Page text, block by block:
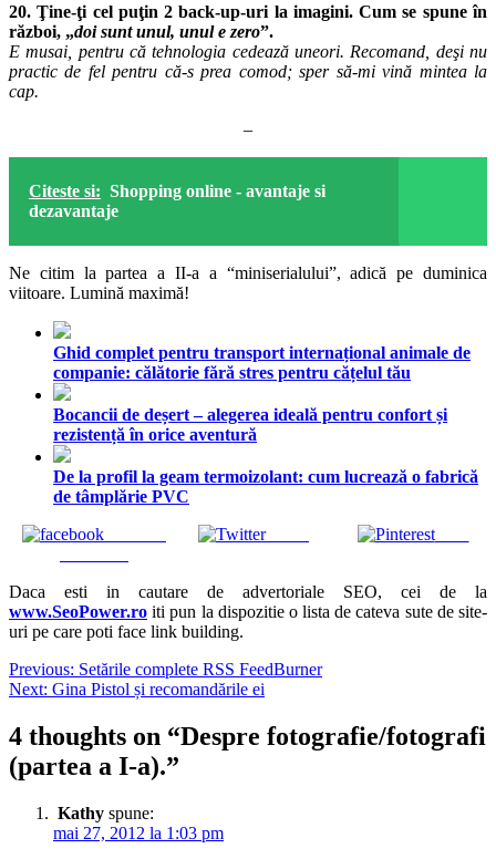
20. Ţine-ţi cel puţin 2 back-up-uri la imagini. Cum se spune în
război, „doi sunt unul, unul e zero”.
E musai, pentru că tehnologia cedează uneori. Recomand, deşi nu
practic de fel pentru că-s prea comod; sper să-mi vină mintea la
cap.
–
Citeste si: Shopping online - avantaje si
dezavantaje
Ne citim la partea a II-a a “miniserialului”, adică pe duminica
viitoare. Lumină maximă!
Ghid complet pentru transport internațional animale de
companie: călătorie fără stres pentru cățelul tău
Bocancii de deșert – alegerea ideală pentru confort și
rezistență în orice aventură
De la profil la geam termoizolant: cum lucrează o fabrică
de tâmplărie PVC
Tweet Save
Daca esti in cautare de advertoriale SEO, cei de la
www.SeoPower.ro iti pun la dispozitie o lista de cateva sute de site-
uri pe care poti face link building.
Navigare
în
articole
Previous: Setările complete RSS FeedBurner
Next: Gina Pistol și recomandările ei
4 thoughts on “Despre fotografie/fotografi
(partea a I-a).”
Kathy spune:
mai 27, 2012 la 1:03 pm